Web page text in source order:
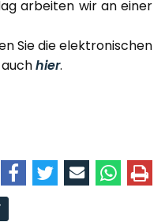
arbeiten wir an einer
Sie die elektronischen
hier.